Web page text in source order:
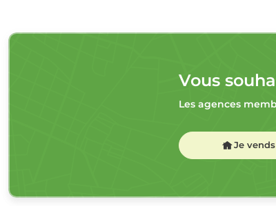
Vous
Les agences
Je vends